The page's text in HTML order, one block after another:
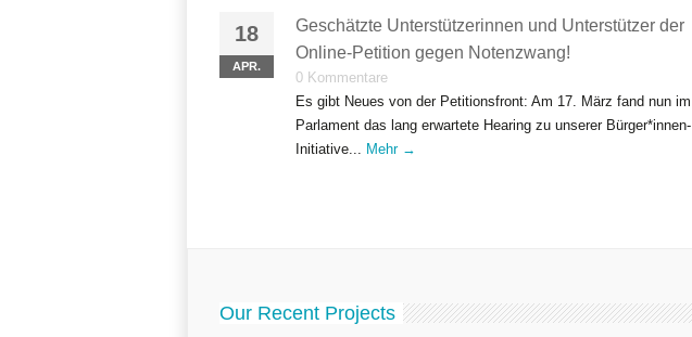
18
APR.
Geschätzte Unterstützerinnen und Unterstützer der
Online-Petition gegen Notenzwang!
0 Kommentare
Es gibt Neues von der Petitionsfront: Am 17. März fand nun im
Parlament das lang erwartete Hearing zu unserer Bürger*innen-
Initiative... Mehr →
Our Recent Projects